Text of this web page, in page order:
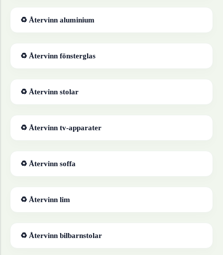
♻ Återvinn aluminium
♻ Återvinn fönsterglas
♻ Återvinn stolar
♻ Återvinn tv-apparater
♻ Återvinn soffa
♻ Återvinn lim
♻ Återvinn bilbarnstolar